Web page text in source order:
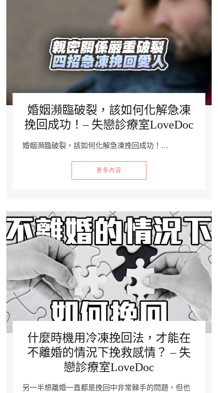
婚姻瀕臨破裂，該如何化解急凍
挽回成功！– 失戀診療室LoveDoc
婚姻瀕臨破裂，該如何化解急凍挽回成功！…
更多內容
什麼時機用冷凍挽回法，才能在
不離婚的情況下挽救感情？ – 失
戀診療室LoveDoc
另一半想離婚一直都是挽回中非常棘手的問題，但也